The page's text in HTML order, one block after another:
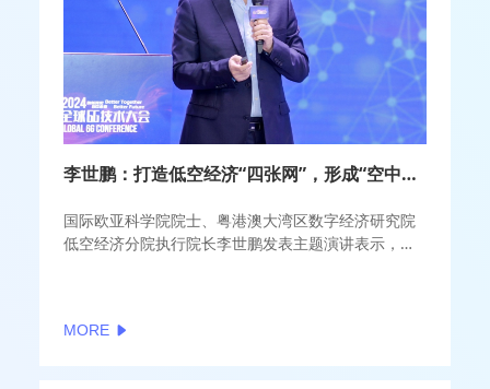
李世鹏：打造低空经济“四张网”，形成“空中高速公路”
国际欧亚科学院院士、粤港澳大湾区数字经济研究院
低空经济分院执行院长李世鹏发表主题演讲表示，发
万亿级的经济价值。
MORE